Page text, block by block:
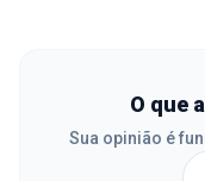
O que
Sua opinião é